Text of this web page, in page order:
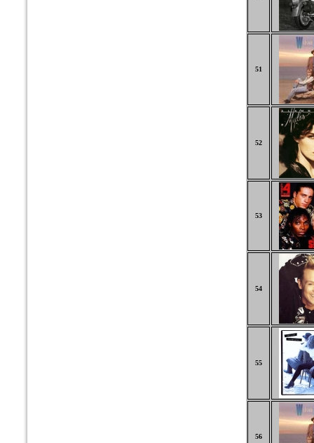
51
52
53
54
55
56